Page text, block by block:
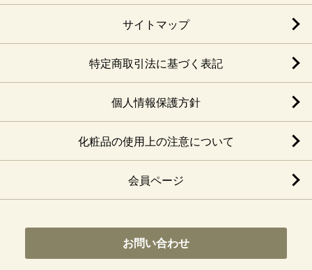
サイトマップ
特定商取引法に基づく表記
個人情報保護方針
化粧品の使用上の注意について
会員ページ
お問い合わせ